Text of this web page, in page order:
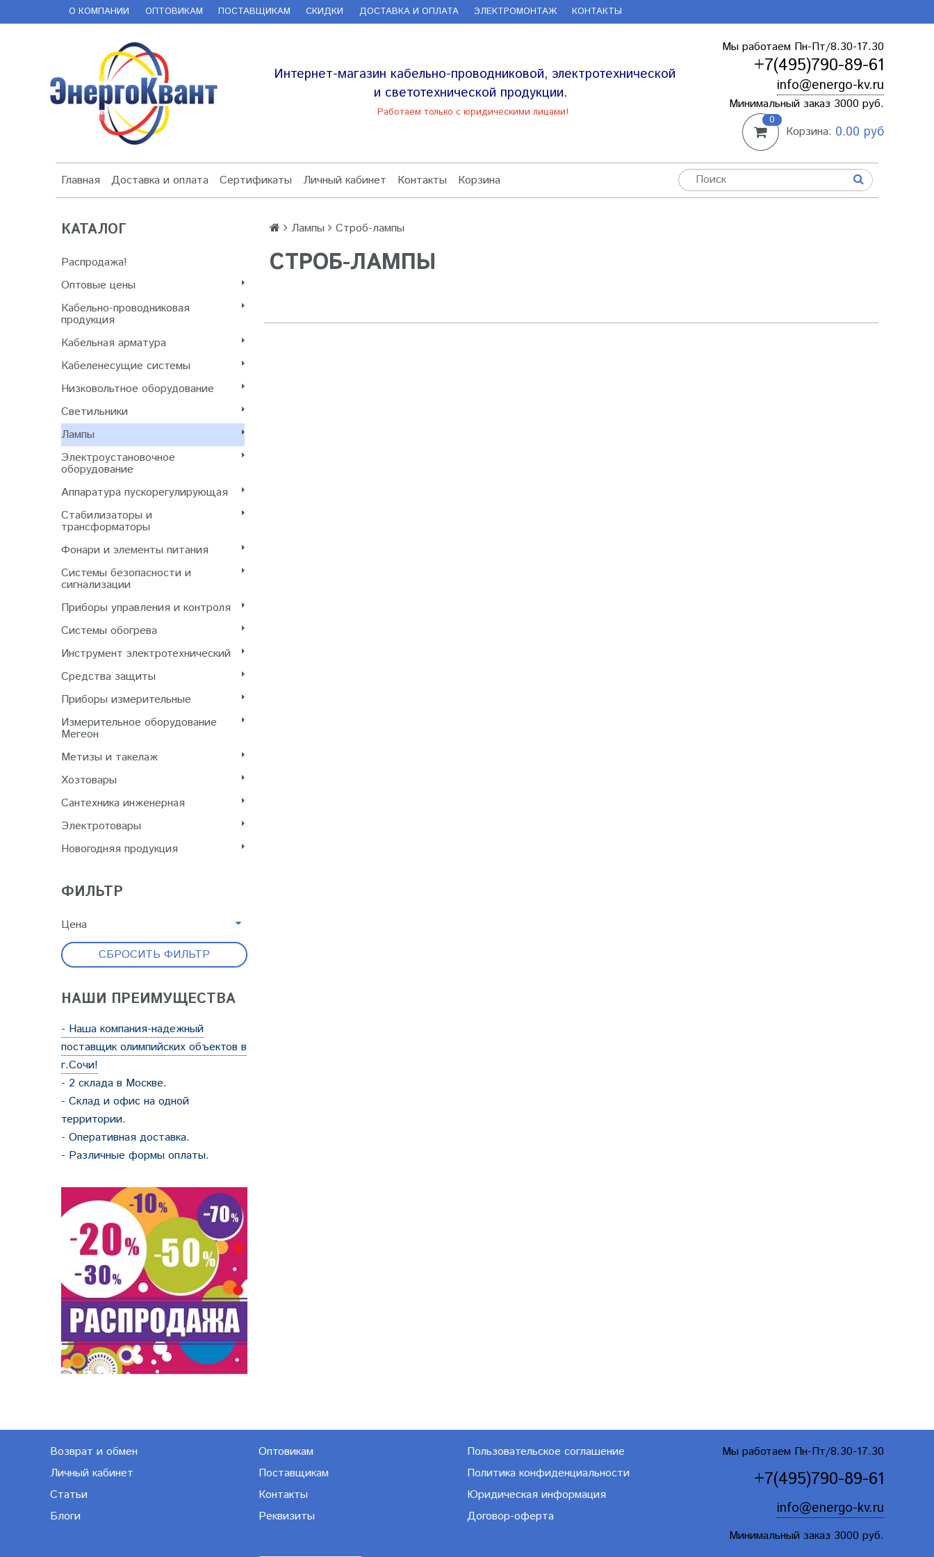
О КОМПАНИИ ОПТОВИКАМ ПОСТАВЩИКАМ СКИДКИ ДОСТАВКА И ОПЛАТА ЭЛЕКТРОМОНТАЖ КОНТАКТЫ
Интернет-магазин кабельно-проводниковой, электротехнической
и светотехнической продукции.
Работаем только с юридическими лицами!
Мы работаем Пн-Пт/8.30-17.30
+7(495)790-89-61
info@energo-kv.ru
Минимальный заказ 3000 руб.
0
Корзина: 0.00 руб
Главная Доставка и оплата Сертификаты Личный кабинет Контакты Корзина
КАТАЛОГ
Распродажа!
Оптовые цены
Кабельно-проводниковая
продукция
Кабельная арматура
Кабеленесущие системы
Низковольтное оборудование
Светильники
Лампы
Электроустановочное
оборудование
Аппаратура пускорегулирующая
Стабилизаторы и
трансформаторы
Фонари и элементы питания
Системы безопасности и
сигнализации
Приборы управления и контроля
Системы обогрева
Инструмент электротехнический
Cредства защиты
Приборы измерительные
Измерительное оборудование
Мегеон
Метизы и такелаж
Хозтовары
Сантехника инженерная
Электротовары
Новогодняя продукция
ФИЛЬТР
Цена
СБРОСИТЬ ФИЛЬТР
НАШИ ПРЕИМУЩЕСТВА
- Наша компания-надежный
поставщик олимпийских объектов в
г.Сочи!
- 2 склада в Москве.
- Склад и офис на одной
территории.
- Оперативная доставка.
- Различные формы оплаты.
Лампы Строб-лампы
СТРОБ-ЛАМПЫ
Возврат и обмен
Личный кабинет
Статьи
Блоги
Оптовикам
Поставщикам
Контакты
Реквизиты
Пользовательское соглашение
Политика конфиденциальности
Юридическая информация
Договор-оферта
Мы работаем Пн-Пт/8.30-17.30
+7(495)790-89-61
info@energo-kv.ru
Минимальный заказ 3000 руб.